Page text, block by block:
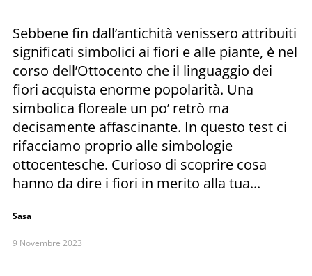
Sebbene fin dall’antichità venissero attribuiti
significati simbolici ai fiori e alle piante, è nel
corso dell’Ottocento che il linguaggio dei
fiori acquista enorme popolarità. Una
simbolica floreale un po’ retrò ma
decisamente affascinante. In questo test ci
rifacciamo proprio alle simbologie
ottocentesche. Curioso di scoprire cosa
hanno da dire i fiori in merito alla tua...
Sasa
9 Novembre 2023